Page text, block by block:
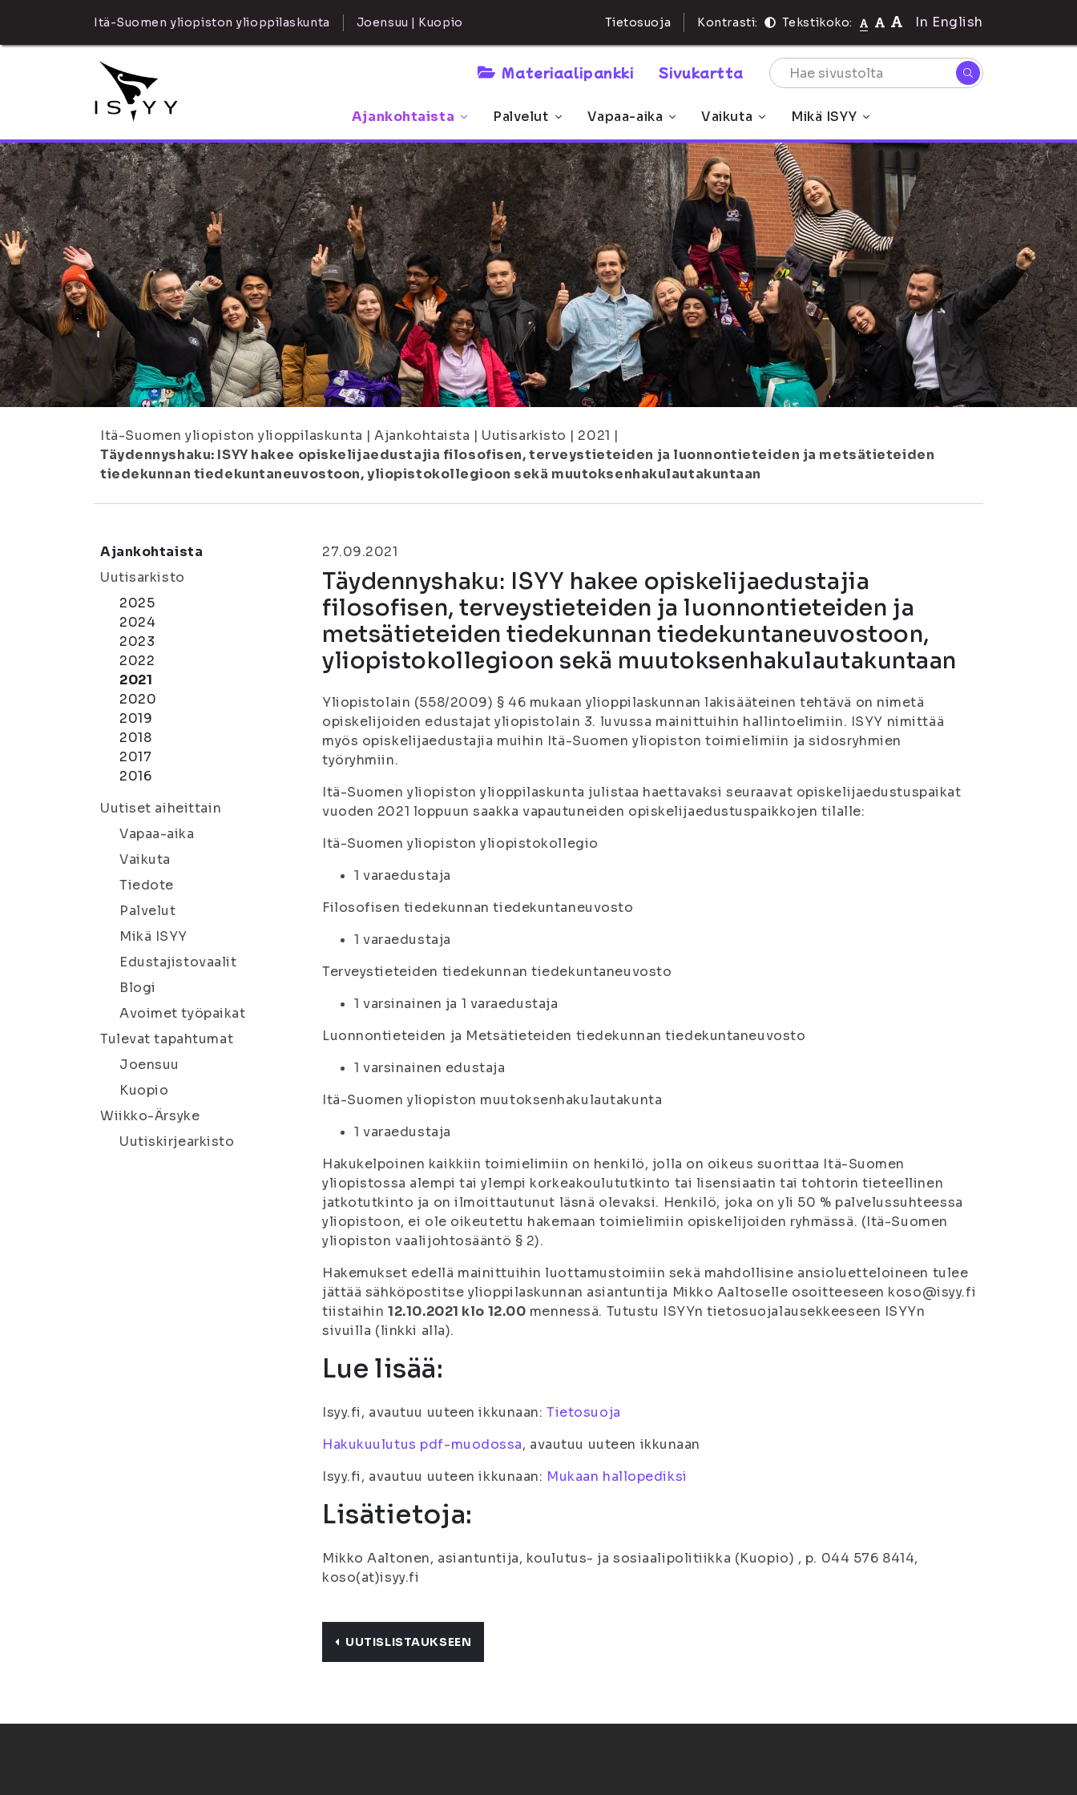
Itä-Suomen yliopiston ylioppilaskunta Joensuu | Kuopio Tietosuoja Kontrasti: Tekstikoko: In English
Materiaalipankki Sivukartta
Ajankohtaista Palvelut Vapaa-aika Vaikuta Mikä ISYY
Itä-Suomen yliopiston ylioppilaskunta | Ajankohtaista | Uutisarkisto | 2021 |
Täydennyshaku: ISYY hakee opiskelijaedustajia filosofisen, terveystieteiden ja luonnontieteiden ja metsätieteiden
tiedekunnan tiedekuntaneuvostoon, yliopistokollegioon sekä muutoksenhakulautakuntaan
Ajankohtaista
Uutisarkisto
2025
2024
2023
2022
2021
2020
2019
2018
2017
2016
Uutiset aiheittain
Vapaa-aika
Vaikuta
Tiedote
Palvelut
Mikä ISYY
Edustajistovaalit
Blogi
Avoimet työpaikat
Tulevat tapahtumat
Joensuu
Kuopio
Wiikko-Ärsyke
Uutiskirjearkisto
27.09.2021
Täydennyshaku: ISYY hakee opiskelijaedustajia
filosofisen, terveystieteiden ja luonnontieteiden ja
metsätieteiden tiedekunnan tiedekuntaneuvostoon,
yliopistokollegioon sekä muutoksenhakulautakuntaan
Yliopistolain (558/2009) § 46 mukaan ylioppilaskunnan lakisääteinen tehtävä on nimetä
opiskelijoiden edustajat yliopistolain 3. luvussa mainittuihin hallintoelimiin. ISYY nimittää
myös opiskelijaedustajia muihin Itä-Suomen yliopiston toimielimiin ja sidosryhmien
työryhmiin.
Itä-Suomen yliopiston ylioppilaskunta julistaa haettavaksi seuraavat opiskelijaedustuspaikat
vuoden 2021 loppuun saakka vapautuneiden opiskelijaedustuspaikkojen tilalle:
Itä-Suomen yliopiston yliopistokollegio
1 varaedustaja
Filosofisen tiedekunnan tiedekuntaneuvosto
1 varaedustaja
Terveystieteiden tiedekunnan tiedekuntaneuvosto
1 varsinainen ja 1 varaedustaja
Luonnontieteiden ja Metsätieteiden tiedekunnan tiedekuntaneuvosto
1 varsinainen edustaja
Itä-Suomen yliopiston muutoksenhakulautakunta
1 varaedustaja
Hakukelpoinen kaikkiin toimielimiin on henkilö, jolla on oikeus suorittaa Itä-Suomen
yliopistossa alempi tai ylempi korkeakoulututkinto tai lisensiaatin tai tohtorin tieteellinen
jatkotutkinto ja on ilmoittautunut läsnä olevaksi. Henkilö, joka on yli 50 % palvelussuhteessa
yliopistoon, ei ole oikeutettu hakemaan toimielimiin opiskelijoiden ryhmässä. (Itä-Suomen
yliopiston vaalijohtosääntö § 2).
Hakemukset edellä mainittuihin luottamustoimiin sekä mahdollisine ansioluetteloineen tulee
jättää sähköpostitse ylioppilaskunnan asiantuntija Mikko Aaltoselle osoitteeseen koso@isyy.fi
tiistaihin12.10.2021 klo 12.00 mennessä. Tutustu ISYYn tietosuojalausekkeeseen ISYYn
sivuilla (linkki alla).
Lue lisää:
Isyy.fi, avautuu uuteen ikkunaan:Tietosuoja
Hakukuulutus pdf-muodossa, avautuu uuteen ikkunaan
Isyy.fi, avautuu uuteen ikkunaan: Mukaan hallopediksi
Lisätietoja:
Mikko Aaltonen, asiantuntija, koulutus- ja sosiaalipolitiikka (Kuopio) , p. 044 576 8414,
koso(at)isyy.fi
UUTISLISTAUKSEEN